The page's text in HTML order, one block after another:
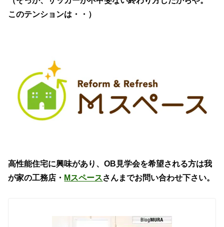
このテンションは・・）
高性能住宅に興味があり、OB見学会を希望される方は我
が家の工務店・ Mスペースさんまでお問い合わせ下さい。